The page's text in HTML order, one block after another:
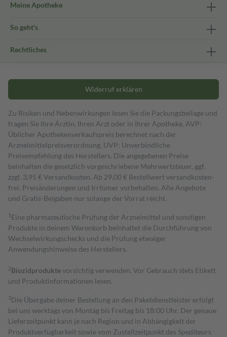
Meine Apotheke
So geht's
Rechtliches
Widerruf erklären
Zu Risiken und Nebenwirkungen lesen Sie die Packungsbeilage und
fragen Sie Ihre Ärztin, Ihren Arzt oder in Ihrer Apotheke. AVP:
Üblicher Apothekenverkaufspreis berechnet nach der
Arzneimittelpreisverordnung. UVP: Unverbindliche
Preisempfehlung des Herstellers. Die angegebenen Preise
beinhalten die gesetzlich vorgeschriebene Mehrwertsteuer, ggf.
zzgl. 3,95 € Versandkosten. Ab 29,00 € Bestell­wert versand­kosten­
frei. Preisänderungen und Irrtümer vorbehalten. Alle Angebote
und Gratis-Beigaben nur solange der Vorrat reicht.
1 Eine pharmazeutische Prüfung der Arzneimittel und sonstigen
Produkte in deinem Warenkorb beinhaltet die Durchführung von
Wechselwirkungschecks und die Prüfung etwaiger
Anwendungshinweise des Herstellers.
2Biozidproduktevorsichtig verwenden. Vor Gebrauch stets Etikett
und Produktinformationen lesen.
3Die Übergabe deiner Bestellung an den Paketdienstleister erfolgt
bei uns werktags von Montag bis Freitag bis 18:00 Uhr. Der genaue
Lieferzeitpunkt kann je nach Region und in Abhängigkeit der
Produktverfügbarkeit sowie vom Zustellzeitpunkt des Spediteurs